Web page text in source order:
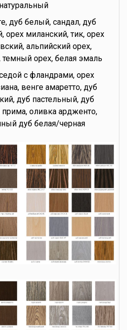
дуб белый, сандал, дуб
орех миланский, тик, орех
альпийский орех,
орех, белая эмаль
с фландрами, орех
венге амаретто, дуб
дуб пастельный, дуб
оливка ардженто,
дуб белая/черная